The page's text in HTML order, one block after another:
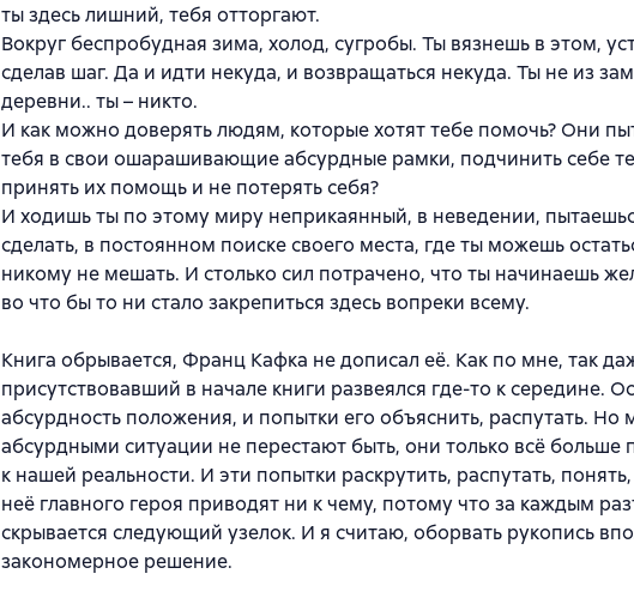
ты здесь лишний, тебя отторгают.
Вокруг беспробудная зима, холод, сугробы. Ты вязнешь в этом,
сделав шаг. Да и идти некуда, и возвращаться некуда. Ты не из
деревни.. ты – никто.
И как можно доверять людям, которые хотят тебе помочь? Они
тебя в свои ошарашивающие абсурдные рамки, подчинить себе
принять их помощь и не потерять себя?
И ходишь ты по этому миру неприкаянный, в неведении,
сделать, в постоянном поиске своего места, где ты можешь
никому не мешать. И столько сил потрачено, что ты начинаешь
во что бы то ни стало закрепиться здесь вопреки всему.
Книга обрывается, Франц Кафка не дописал её. Как по мне, так
присутствовавший в начале книги развеялся где-то к середине.
абсурдность положения, и попытки его объяснить, распутать. Но
абсурдными ситуации не перестают быть, они только всё больше
к нашей реальности. И эти попытки раскрутить, распутать,
неё главного героя приводят ни к чему, потому что за каждым
скрывается следующий узелок. И я считаю, оборвать рукопись
закономерное решение.